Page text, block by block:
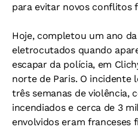
para evitar novos conflitos
Hoje, completou um ano
eletrocutados quando
escapar da polícia, em
norte de Paris. O incidente
três semanas de violência,
incendiados e cerca de 3
envolvidos eram franceses